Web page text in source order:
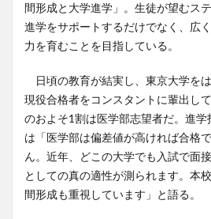
間形成と大学進学」。生徒が望むス
進学をサポートするだけでなく、広
力を育むことを目指している。
日頃の教育が結実し、東京大学を
現役合格者をコンスタントに輩出し
のおよそ1割は医学部志望者だ。進
は「医学部は偏差値が高ければ合格
ん。近年、どこの大学でも入試で面
としての真の適性が測られます。本
間形成も重視しています」と語る。